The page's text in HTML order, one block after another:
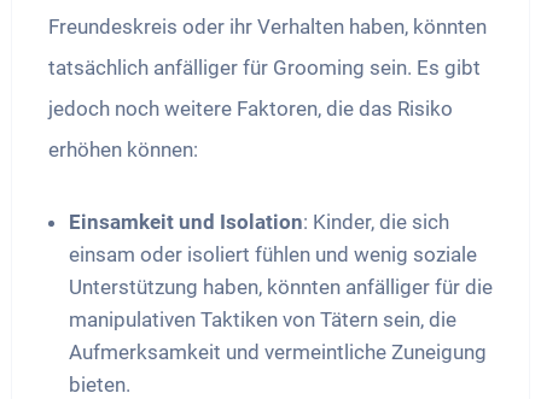
Freundeskreis oder ihr Verhalten haben, könnten
tatsächlich anfälliger für Grooming sein. Es gibt
jedoch noch weitere Faktoren, die das Risiko
erhöhen können:
Einsamkeit und Isolation: Kinder, die sich
einsam oder isoliert fühlen und wenig soziale
Unterstützung haben, könnten anfälliger für die
manipulativen Taktiken von Tätern sein, die
Aufmerksamkeit und vermeintliche Zuneigung
bieten.